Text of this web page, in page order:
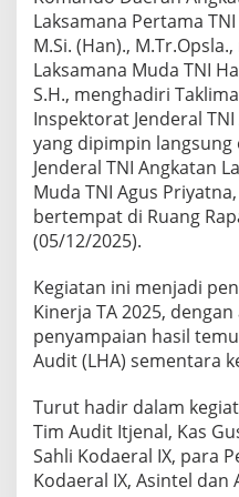
t
u
t
u
p
R
e
s
m
Laksamana Pertama
M.Si. (Han).,
Laksamana Muda TNI
S.H., menghadiri
Inspektorat Jenderal
yang dipimpin
Jenderal TNI Angkatan
Muda TNI Agus Priyatna,
bertempat di Ruang
(05/12/2025).
Kegiatan ini menjadi
Kinerja TA 2025,
penyampaian hasil
Audit (LHA) sementara
Turut hadir dalam
Tim Audit Itjenal, Kas
Sahli Kodaeral IX, para
Kodaeral IX, Asintel dan